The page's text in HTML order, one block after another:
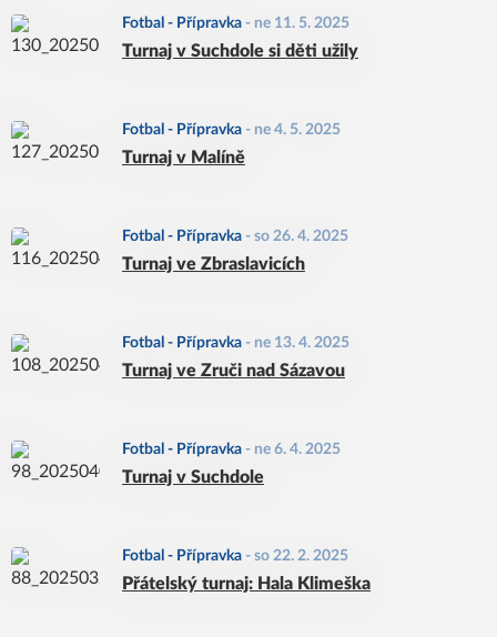
Fotbal - Přípravka - ne 11. 5. 2025
Turnaj v Suchdole si děti užily
Fotbal - Přípravka - ne 4. 5. 2025
Turnaj v Malíně
Fotbal - Přípravka - so 26. 4. 2025
Turnaj ve Zbraslavicích
Fotbal - Přípravka - ne 13. 4. 2025
Turnaj ve Zruči nad Sázavou
Fotbal - Přípravka - ne 6. 4. 2025
Turnaj v Suchdole
Fotbal - Přípravka - so 22. 2. 2025
Přátelský turnaj: Hala Klimeška